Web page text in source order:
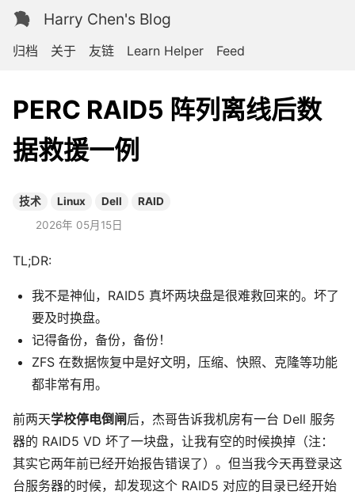
Harry Chen's Blog
归档 关于 友链 Learn Helper Feed
PERC RAID5 阵列离线后数
据救援一例
技术 Linux Dell
RAID
2026年 05月15日
TL;DR:
我不是神仙，RAID5 真坏两块盘是很难救回来的。坏了
要及时换盘。
记得备份，备份，备份！
ZFS 在数据恢复中是好文明，压缩、快照、克隆等功能
都非常有用。
前两天学校停电倒闸后，杰哥告诉我机房有一台 Dell 服务
器的 RAID5 VD 坏了一块盘，让我有空的时候换掉（注：
其实它两年前已经开始报告错误了）。但当我今天再登录这
台服务器的时候，却发现这个 RAID5 对应的目录已经开始